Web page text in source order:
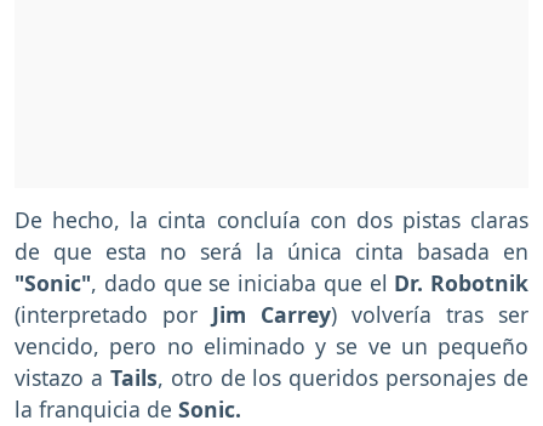
De hecho, la cinta concluía con dos pistas claras
de que esta no será la única cinta basada en
"Sonic", dado que se iniciaba que el Dr. Robotnik
(interpretado por Jim Carrey) volvería tras ser
vencido, pero no eliminado y se ve un pequeño
vistazo a Tails, otro de los queridos personajes de
la franquicia de Sonic.